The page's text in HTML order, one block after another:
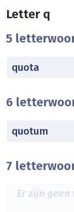
Letter q
5
quota
6
quotum
7
Er zijn